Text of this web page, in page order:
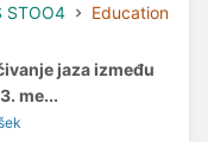
STOO4
Education
jaza između
me...